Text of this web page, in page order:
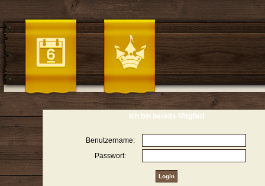
Ich bin bereits Mitglied
Benutzername:
Passwort: